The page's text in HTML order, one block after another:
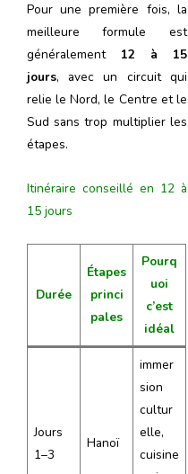
Pour une première fois, la
meilleure formule est
généralement 12 à 15
jours, avec un circuit qui
relie le Nord, le Centre et le
Sud sans trop multiplier les
étapes.
Itinéraire conseillé en 12 à
15 jours
Durée
Étapes
princi
pales
Pourq
uoi
c’est
idéal
Jours
1–3
Hanoï
immer
sion
cultur
elle,
cuisine